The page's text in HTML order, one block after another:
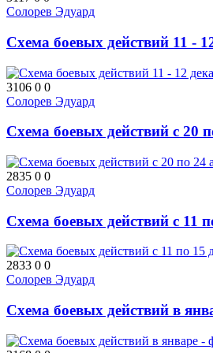
Солорев Эдуард
Схема боевых действий 11 -
3106 0 0
Солорев Эдуард
Схема боевых действий с 20
2835 0 0
Солорев Эдуард
Схема боевых действий с 11
2833 0 0
Солорев Эдуард
Схема боевых действий в